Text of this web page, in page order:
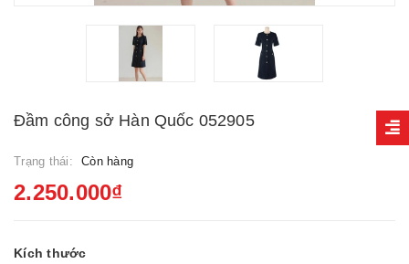
Đầm công sở Hàn Quốc 052905
Trạng thái: Còn hàng
2.250.000₫
Kích thước